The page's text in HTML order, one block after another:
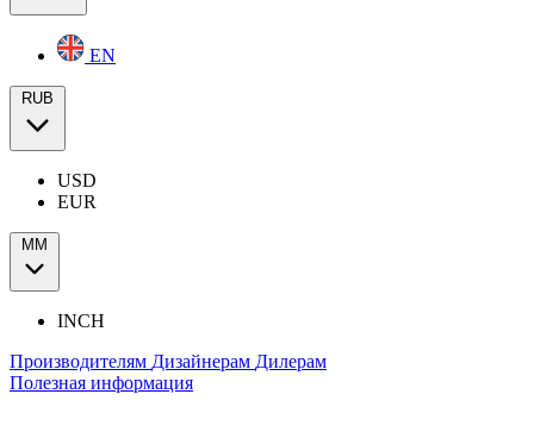
EN
RUB
USD
EUR
ММ
INCH
Производителям Дизайнерам Дилерам
Полезная информация